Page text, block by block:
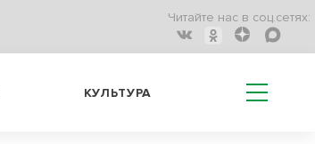
Читайте нас в соц.сетях:
КУЛЬТУРА